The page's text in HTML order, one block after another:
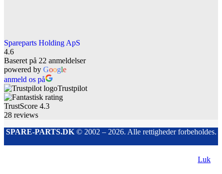
Spareparts Holding ApS
4.6
Baseret på 22 anmeldelser
powered by Google
anmeld os på
Trustpilot
TrustScore 4.3
28 reviews
SPARE-PARTS.DK© 2002 – 2026. Alle rettigheder forbeholdes.
Luk